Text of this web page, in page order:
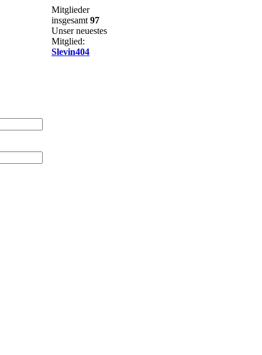
Mitglieder
insgesamt 97
Unser neuestes
Mitglied:
Slevin404